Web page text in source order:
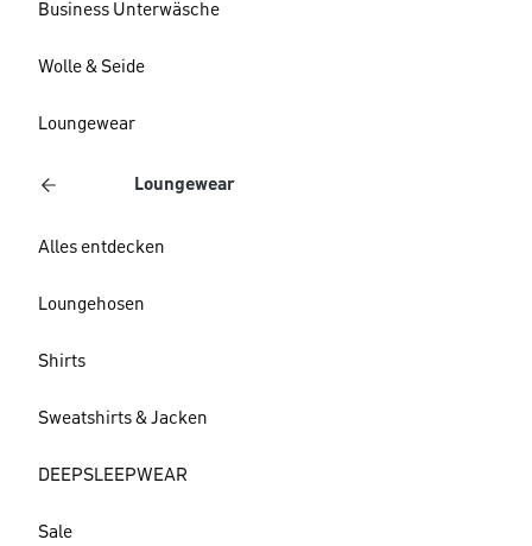
Business Unterwäsche
Wolle & Seide
Loungewear
Loungewear
Alles entdecken
Loungehosen
Shirts
Sweatshirts & Jacken
DEEPSLEEPWEAR
Sale